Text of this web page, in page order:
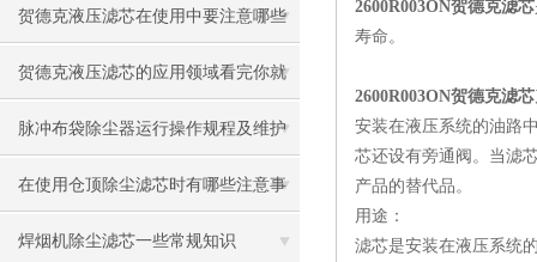
知道么？
贺德克液压滤芯在使用中要注意哪些
问题呢？
贺德克液压滤芯的应用领域看完你就
知道了
脉冲布袋除尘器运行操作规程及维护
保养方法
在使用仓顶除尘滤芯时有哪些注意事
项呢
焊烟机除尘滤芯一些常规知识
2600R003ON贺德克滤芯
寿命。
2600R003ON贺德克滤芯
安装在液压系统的油路
芯还设有旁通阀。当滤
产品的替代品。
用途：
滤芯是安装在液压系统